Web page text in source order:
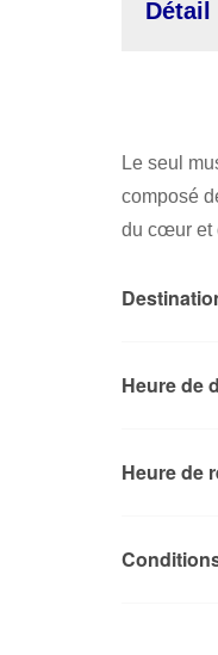
Détail
Le seul
composé
du cœur et
Heure de
Heure de